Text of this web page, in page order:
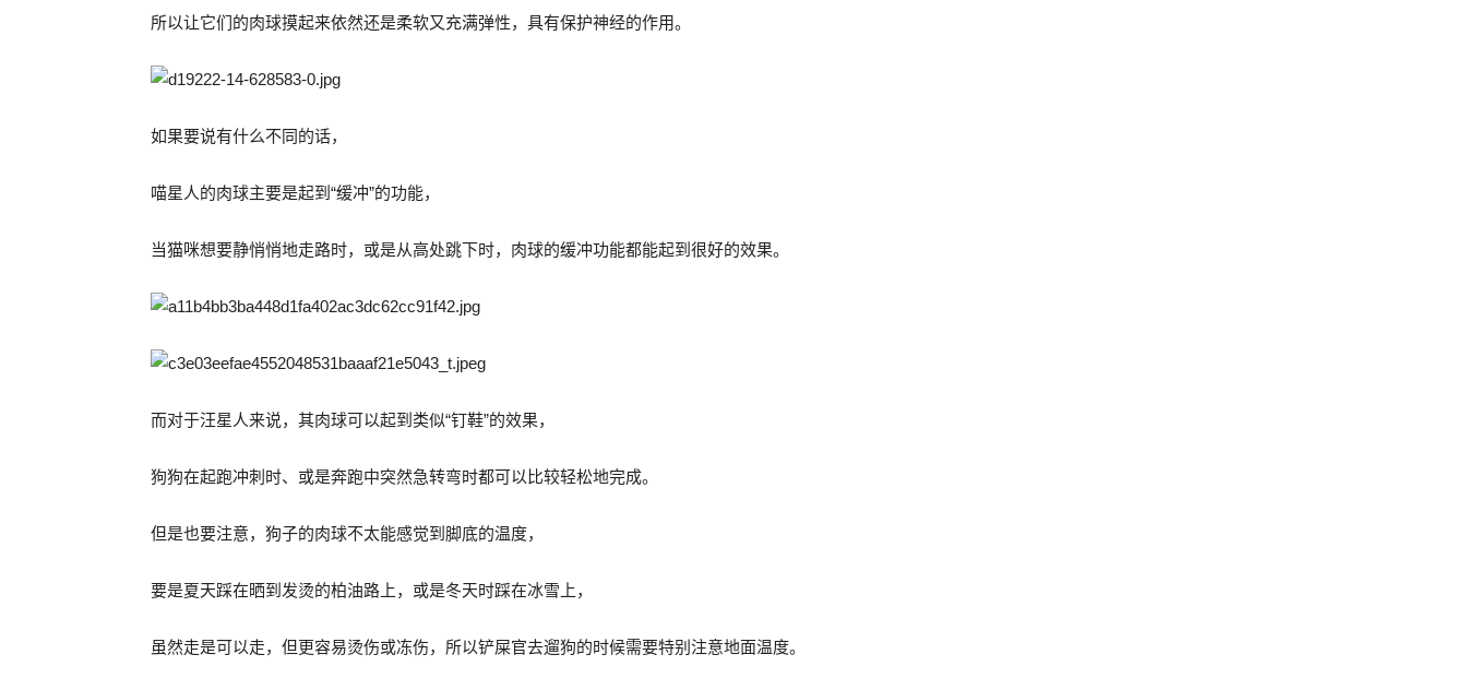
所以让它们的肉球摸起来依然还是柔软又充满弹性，具有保护神经的作用。
如果要说有什么不同的话，
喵星人的肉球主要是起到“缓冲”的功能，
当猫咪想要静悄悄地走路时，或是从高处跳下时，肉球的缓冲功能都能起到很好的效果。
而对于汪星人来说，其肉球可以起到类似“钉鞋”的效果，
狗狗在起跑冲刺时、或是奔跑中突然急转弯时都可以比较轻松地完成。
但是也要注意，狗子的肉球不太能感觉到脚底的温度，
要是夏天踩在晒到发烫的柏油路上，或是冬天时踩在冰雪上，
虽然走是可以走，但更容易烫伤或冻伤，所以铲屎官去遛狗的时候需要特别注意地面温度。